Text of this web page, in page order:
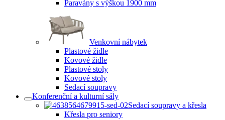
Paravány s výškou 1900 mm
Venkovní nábytek
Plastové židle
Kovové židle
Plastové stoly
Kovové stoly
Sedací soupravy
Konferenční a kulturní sály
Sedací soupravy a křesla
Křesla pro seniory